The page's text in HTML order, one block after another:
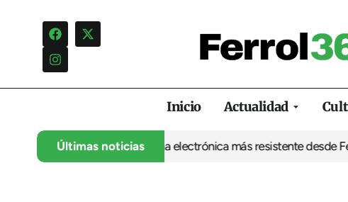
Inicio Actualidad
Últimas noticias
abre la puerta a una electrónica más resistente desde FerrolLa